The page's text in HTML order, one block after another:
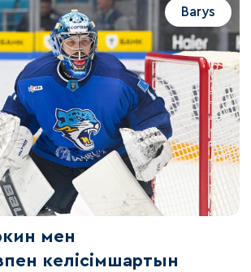
Barys
мен
келісімшартын